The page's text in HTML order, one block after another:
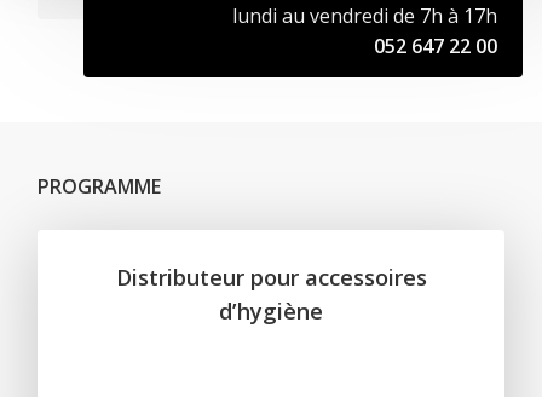
lundi au vendredi de 7h à 17h
052 647 22 00
PROGRAMME
Distributeur pour accessoires
d’hygiène